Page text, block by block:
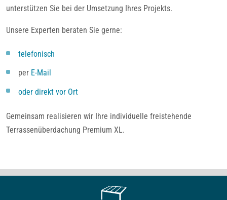
unterstützen Sie bei der Umsetzung Ihres Projekts.
Unsere Experten beraten Sie gerne:
telefonisch
per E-Mail
oder direkt vor Ort
Gemeinsam realisieren wir Ihre individuelle freistehende
Terrassenüberdachung Premium XL.